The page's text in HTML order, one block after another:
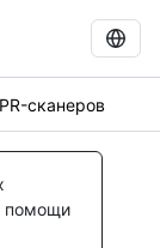
сканеров
помощи